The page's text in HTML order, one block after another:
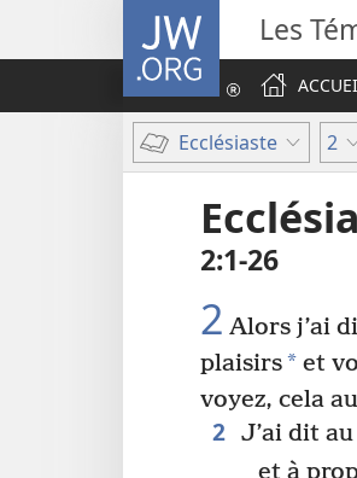
JW.ORG Les
Ecclésiaste 2
2​:​1-26
2 Alors j’ai
plaisirs* et
voyez, cela
2 J’ai dit
et à